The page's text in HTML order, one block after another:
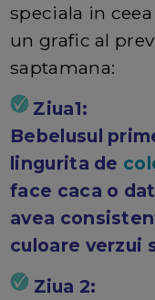
speciala in
un grafic al
saptamana:
Ziua1:
Bebelusul
lingurita de
face caca o
avea
culoare verzui
Ziua 2: